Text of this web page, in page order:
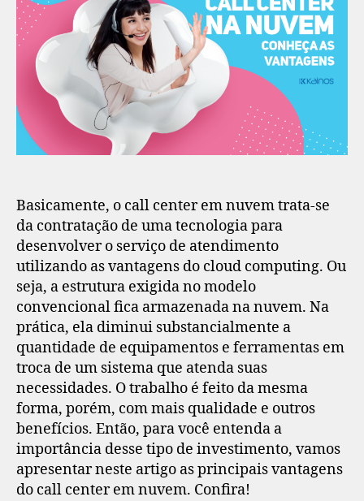
Basicamente, o call center em nuvem trata-se
da contratação de uma tecnologia para
desenvolver o serviço de atendimento
utilizando as vantagens do cloud computing. Ou
seja, a estrutura exigida no modelo
convencional fica armazenada na nuvem. Na
prática, ela diminui substancialmente a
quantidade de equipamentos e ferramentas em
troca de um sistema que atenda suas
necessidades. O trabalho é feito da mesma
forma, porém, com mais qualidade e outros
benefícios. Então, para você entenda a
importância desse tipo de investimento, vamos
apresentar neste artigo as principais vantagens
do call center em nuvem. Confira!